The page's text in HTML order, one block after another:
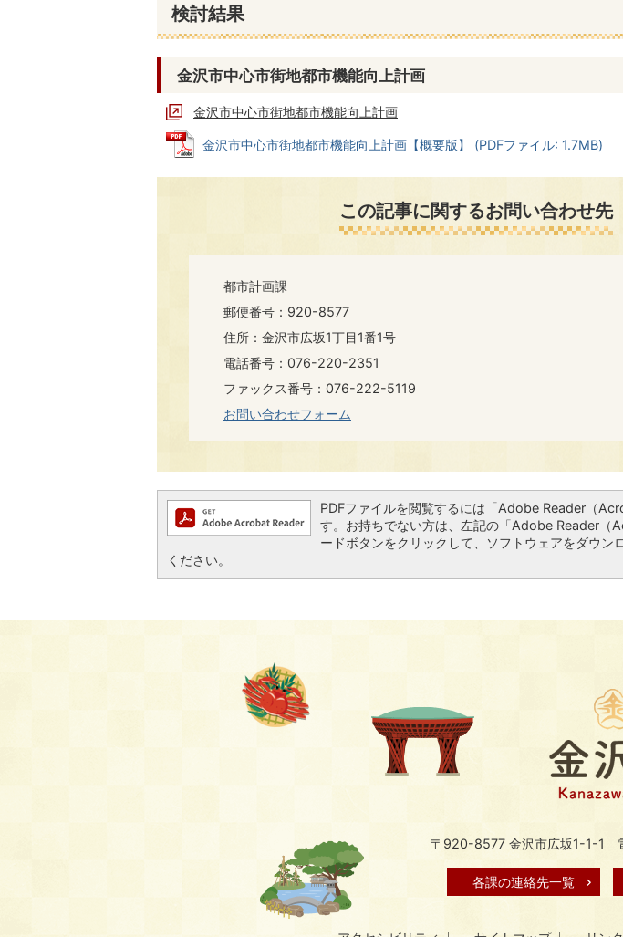
検討結果
金沢市中心市街地都市機能向上計画
金沢市中心市街地都市機能向上計画
金沢市中心市街地都市機能向上計画【概要版】 (PDFファイル: 1.7MB)
この記事に関するお問い合わせ先
都市計画課
郵便番号：920-8577
住所：金沢市広坂1丁目1番1号
電話番号：076-220-2351
ファックス番号：076-222-5119
お問い合わせフォーム
PDFファイルを閲覧するには「Adobe Reader（
す。お持ちでない方は、左記の「Adobe Reader（
ードボタンをクリックして、ソフトウェアをダウン
ください。
〒920-8577 金沢市広坂1-1-1
各課の連絡先一覧